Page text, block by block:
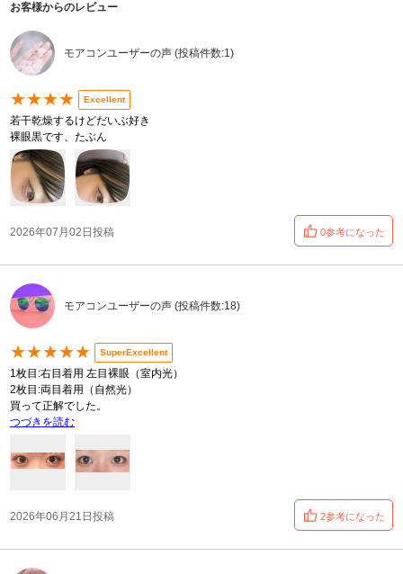
お客様からのレビュー
モアコンユーザーの声 (投稿件数:1)
★★★★ Excellent
若干乾燥するけどだいぶ好き
裸眼黒です、たぶん
2026年07月02日投稿 0参考になった
モアコンユーザーの声 (投稿件数:18)
★★★★★ SuperExcellent
1枚目:右目着用 左目裸眼（室内光）
2枚目:両目着用（自然光）
買って正解でした。
つづきを読む
2026年06月21日投稿 2参考になった